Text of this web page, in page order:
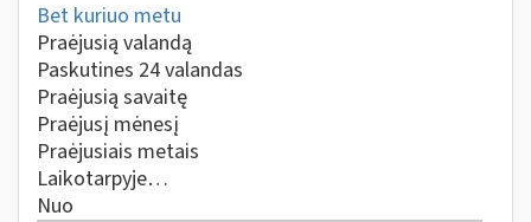
Bet kuriuo metu
Praėjusią valandą
Paskutines 24 valandas
Praėjusią savaitę
Praėjusį mėnesį
Praėjusiais metais
Laikotarpyje…
Nuo